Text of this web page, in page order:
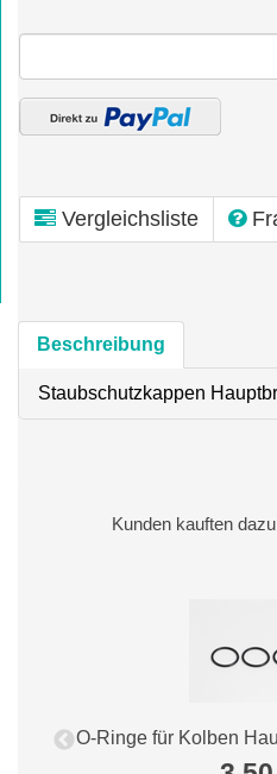
Vergleichsliste
Beschreibung
Staubschutzkappen
Kunden kauften
O-Ringe für Kolben